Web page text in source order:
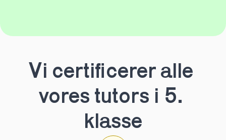
Vi certificerer alle
vores tutors i 5.
klasse